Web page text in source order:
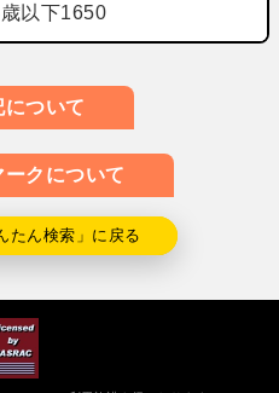
以下1650
ついて
クについて
たん検索」に戻る